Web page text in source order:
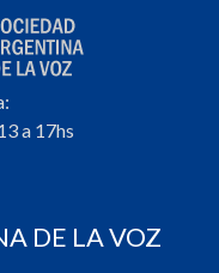
a 17hs
DE LA VOZ